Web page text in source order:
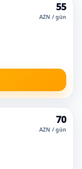
55
AZN / gün
70
AZN / gün